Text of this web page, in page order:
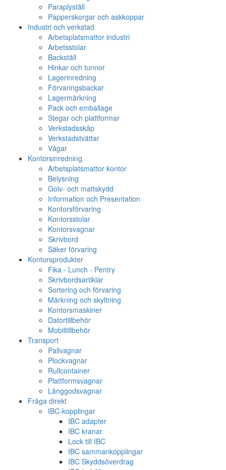
Paraplyställ
Papperskorgar och askkoppar
Industri och verkstad
Arbetsplatsmattor industri
Arbetsstolar
Backställ
Hinkar och tunnor
Lagerinredning
Förvaringsbackar
Lagermärkning
Pack och emballage
Stegar och plattformar
Verkstadsskåp
Verkstadstvättar
Vågar
Kontorsinredning
Arbetsplatsmattor kontor
Belysning
Golv- och mattskydd
Information och Presentation
Kontorsförvaring
Kontorsstolar
Kontorsvagnar
Skrivbord
Säker förvaring
Kontorsprodukter
Fika - Lunch - Pentry
Skrivbordsartiklar
Sortering och förvaring
Märkning och skyltning
Kontorsmaskiner
Datortillbehör
Mobiltillbehör
Transport
Pallvagnar
Plockvagnar
Rullcontainer
Plattformsvagnar
Långgodsvagnar
Fråga direkt
IBC-kopplingar
IBC adapter
IBC kranar
Lock till IBC
IBC sammankopplingar
IBC Skyddsöverdrag